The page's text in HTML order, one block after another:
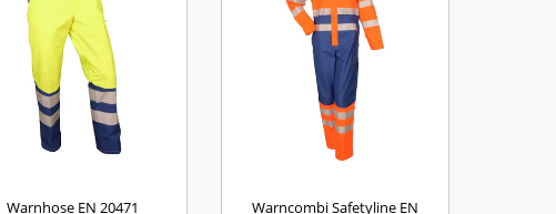
Warnhose EN 20471
Warncombi Safetyline EN